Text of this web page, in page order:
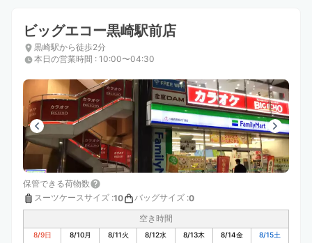
ビッグエコー黒崎駅前店
黒崎駅から徒歩2分
本日の営業時間 : 10:00〜04:30
保管できる荷物数
スーツケースサイズ :10 バッグサイズ :0
空き時間
8/9日 8/10月 8/11火 8/12水 8/13木 8/14金 8/15土